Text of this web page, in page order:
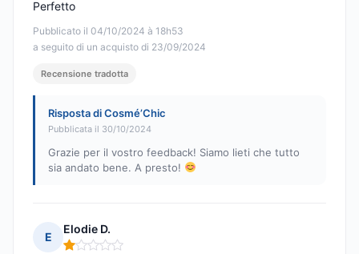
Pubblicato il 04/10/2024 à 18h53
a seguito di un acquisto di 23/09/2024
Perfetto
Recensione tradotta
Risposta di Cosmé’Chic
Pubblicata il 30/10/2024
Grazie per il vostro feedback! Siamo lieti che tutto
sia andato bene. A presto!
E
Elodie D.